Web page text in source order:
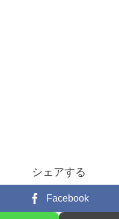
シェアする
Facebook